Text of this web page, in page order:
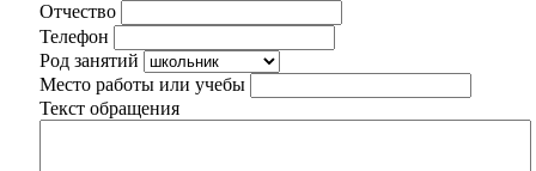
Отчество
Телефон
Род занятий
Место работы или учебы
Текст обращения